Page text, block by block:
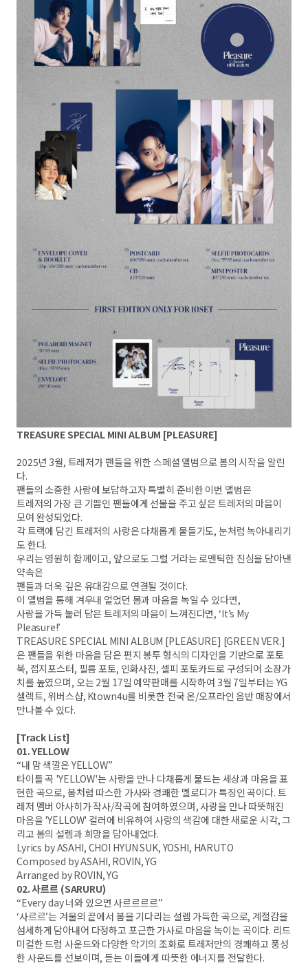
TREASURE SPECIAL MINI ALBUM [PLEASURE]
2025년 3월, 트레저가 팬들을 위한 스페셜 앨범으로 봄의 시작을 알린
다.
팬들의 소중한 사랑에 보답하고자 특별히 준비한 이번 앨범은
트레저의 가장 큰 기쁨인 팬들에게 선물을 주고 싶은 트레저의 마음이
모여 완성되었다.
각 트랙에 담긴 트레저의 사랑은 다채롭게 물들기도, 눈처럼 녹아내리기
도 한다.
우리는 영원히 함께이고, 앞으로도 그럴 거라는 로맨틱한 진심을 담아낸
약속은
팬들과 더욱 깊은 유대감으로 연결될 것이다.
이 앨범을 통해 겨우내 얼었던 몸과 마음을 녹일 수 있다면,
사랑을 가득 눌러 담은 트레저의 마음이 느껴진다면, ‘It’s My
Pleasure!’
TREASURE SPECIAL MINI ALBUM [PLEASURE] [GREEN VER.]
은 팬들을 위한 마음을 담은 편지 봉투 형식의 디자인을 기반으로 포토
북, 접지포스터, 필름 포토, 인화사진, 셀피 포토카드로 구성되어 소장가
치를 높였으며, 오는 2월 17일 예약판매를 시작하여 3월 7일부터는 YG
셀렉트, 위버스샵, Ktown4u를 비롯한 전국 온/오프라인 음반 매장에서
만나볼 수 있다.
[Track List]
01. YELLOW
“내 맘 색깔은 YELLOW”
타이틀 곡 'YELLOW'는 사랑을 만나 다채롭게 물드는 세상과 마음을 표
현한 곡으로, 봄처럼 따스한 가사와 경쾌한 멜로디가 특징인 곡이다. 트
레저 멤버 아사히가 작사/작곡에 참여하였으며, 사랑을 만나 따뜻해진
마음을 'YELLOW' 컬러에 비유하여 사랑의 색감에 대한 새로운 시각, 그
리고 봄의 설렘과 희망을 담아내었다.
Lyrics by ASAHI, CHOI HYUN SUK, YOSHI, HARUTO
Composed by ASAHI, ROVIN, YG
Arranged by ROVIN, YG
02. 사르르 (SARURU)
“Every day 너와 있으면 사르르르르”
‘사르르’는 겨울의 끝에서 봄을 기다리는 설렘 가득한 곡으로, 계절감을
섬세하게 담아내어 다정하고 포근한 가사로 마음을 녹이는 곡이다. 리드
미컬한 드럼 사운드와 다양한 악기의 조화로 트레저만의 경쾌하고 풍성
한 사운드를 선보이며, 듣는 이들에게 따뜻한 에너지를 전달한다.